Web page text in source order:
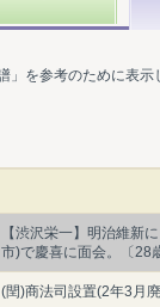
」を参考のために表
【渋沢栄一】明治維新
市)で慶喜に面会。〔28
(閏)商法司設置(2年3月